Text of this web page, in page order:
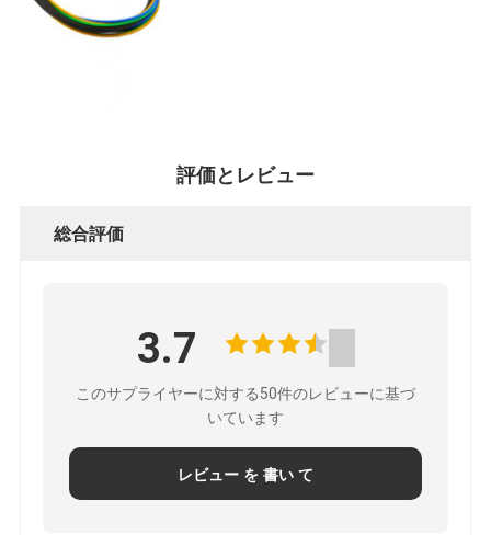
評価とレビュー
総合評価
3.7
このサプライヤーに対する50件のレビューに基づ
いています
レビュー を 書い て